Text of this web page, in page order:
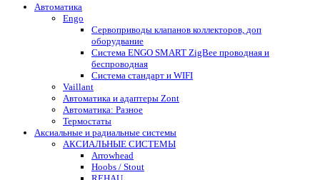
Автоматика
Engo
Сервоприводы клапанов коллекторов, доп
оборудвание
Система ENGO SMART ZigBee проводная и
беспроводная
Система стандарт и WIFI
Vaillant
Автоматика и адаптеры Zont
Автоматика: Разное
Термостаты
Аксиальные и радиальные системы
АКСИАЛЬНЫЕ СИСТЕМЫ
Arrowhead
Hoobs / Stout